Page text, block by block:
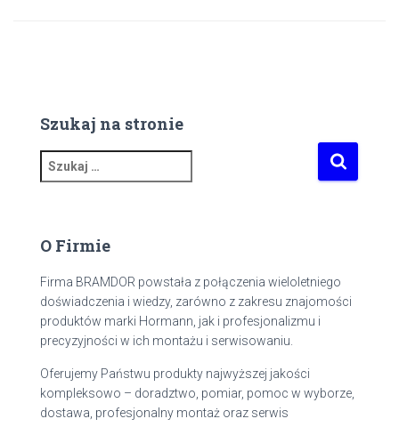
Szukaj na stronie
z
a
:
O Firmie
Firma BRAMDOR powstała z połączenia wieloletniego
doświadczenia i wiedzy, zarówno z zakresu znajomości
produktów marki Hormann, jak i profesjonalizmu i
precyzyjności w ich montażu i serwisowaniu.
Oferujemy Państwu produkty najwyższej jakości
kompleksowo – doradztwo, pomiar, pomoc w wyborze,
dostawa, profesjonalny montaż oraz serwis